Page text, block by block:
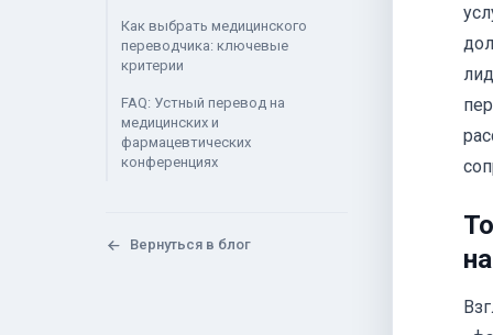
Как выбрать медицинского
переводчика: ключевые
критерии
FAQ: Устный перевод на
медицинских и
фармацевтических
конференциях
Вернуться в блог